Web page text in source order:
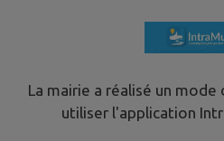
La mairie a réalisé un
utiliser l'application